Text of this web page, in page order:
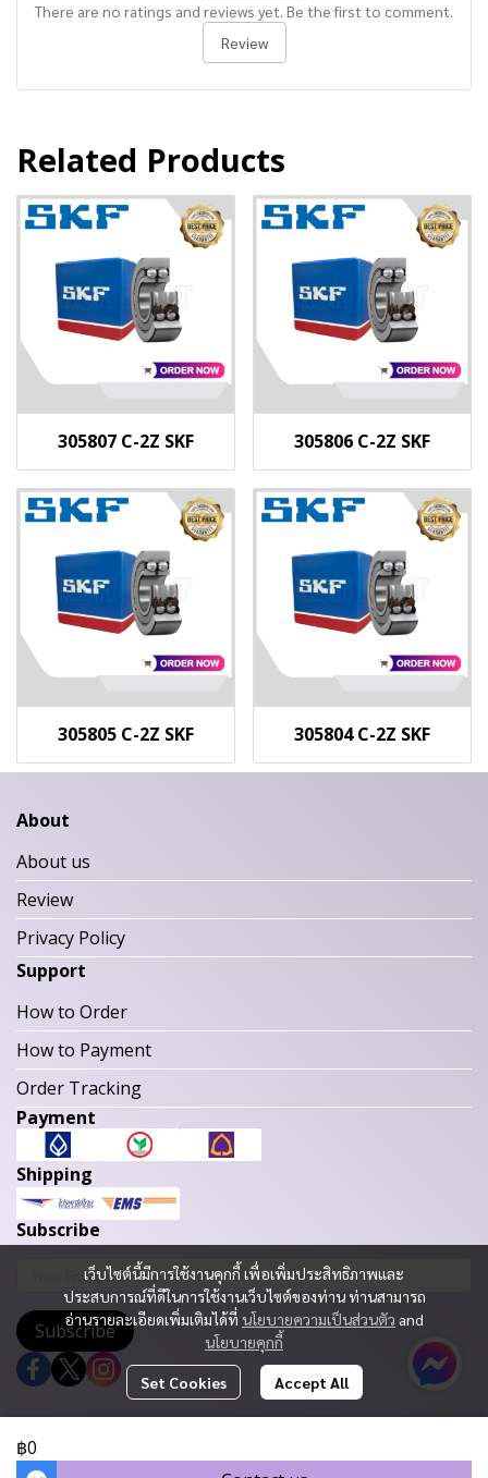
There are no ratings and reviews yet. Be the first to comment.
Review
Related Products
305807 C-2Z SKF 305806 C-2Z SKF
305805 C-2Z SKF 305804 C-2Z SKF
฿0
เว็บไซต์นี้มีการใช้งานคุกกี้ เพื่อเพิ่มประสิทธิภาพและ
ประสบการณ์ที่ดีในการใช้งานเว็บไซต์ของท่าน ท่านสามารถ
อ่านรายละเอียดเพิ่มเติมได้ที่ นโยบายความเป็นส่วนตัว and
นโยบายคุกกี้
Set Cookies Accept All
About
About us
Review
Privacy Policy
Support
How to Order
How to Payment
Order Tracking
Payment
Shipping
Subscribe
Subscribe
Today Visitor179